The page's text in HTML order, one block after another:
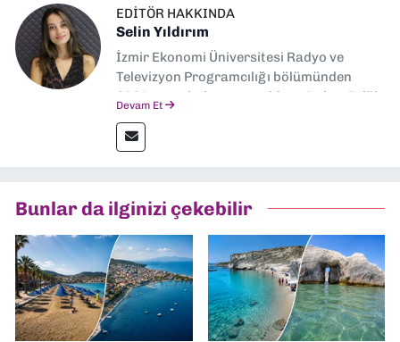
EDITÖR HAKKINDA
Selin Yıldırım
İzmir Ekonomi Üniversitesi Radyo ve
Televizyon Programcılığı bölümünden
2024 senesinde mezun oldum. Dokuz Eylül
editörlük görevini de üstleniyorum.
Devam Et
Bunlar da ilginizi çekebilir